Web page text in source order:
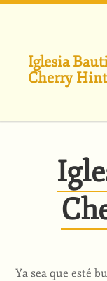
Pasar
Iglesia
Cherry
Ya sea que esté